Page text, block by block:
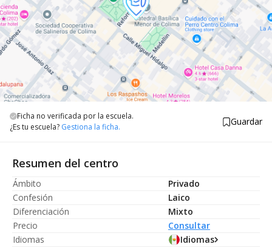
Ficha no verificada por la escuela.
¿Es tu escuela? Gestiona la ficha. Guardar
Resumen del centro
Ámbito
Privado
Confesión
Laico
Diferenciación
Mixto
Precio
Consultar
Idiomas
Idiomas